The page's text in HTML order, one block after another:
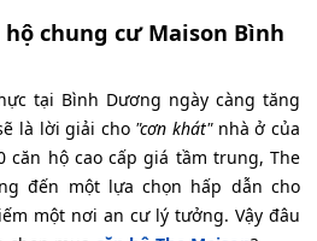
chung cư Maison Bình
tại Bình Dương ngày càng tăng
là lời giải cho "cơn khát"nhà ở của
căn hộ cao cấp giá tầm trung, The
đến một lựa chọn hấp dẫn cho
một nơi an cư lý tưởng. Vậy đâu